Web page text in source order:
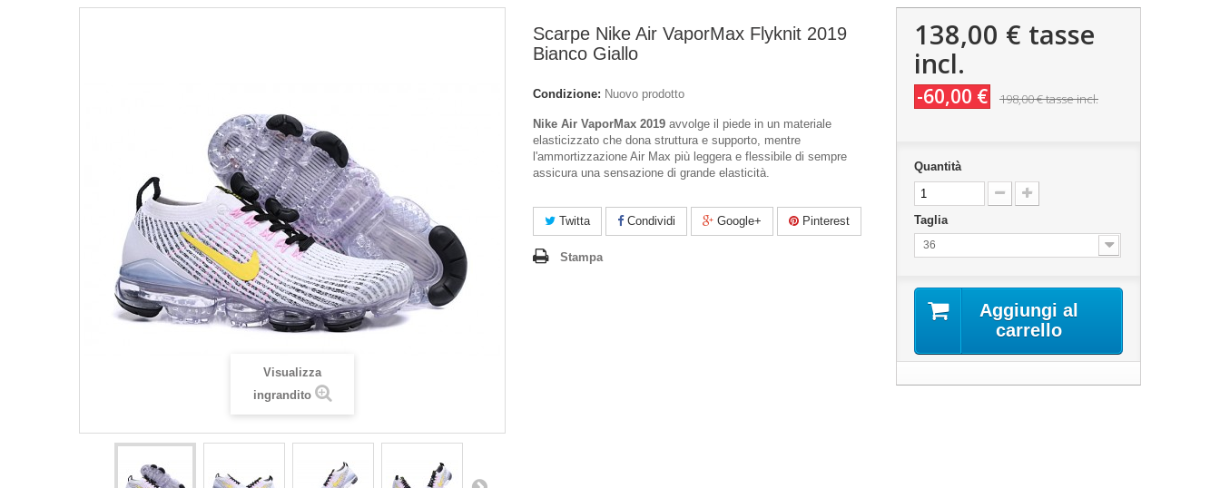
Visualizza
ingrandito
Scarpe Nike Air VaporMax Flyknit 2019
Bianco Giallo
Condizione: Nuovo prodotto
Nike Air VaporMax 2019 avvolge il piede in un materiale
elasticizzato che dona struttura e supporto, mentre
l'ammortizzazione Air Max più leggera e flessibile di sempre
assicura una sensazione di grande elasticità.
Twitta Condividi Google+ Pinterest
Stampa
138,00 € tasse
incl.
-60,00 € 198,00 €tasse incl.
Quantità
Taglia
36
Aggiungi al
carrello